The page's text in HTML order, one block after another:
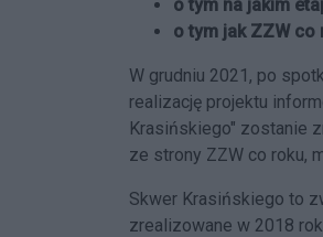
o tym na jakim
o tym jak ZZW co
W grudniu 2021, po
realizację projektu
Krasińskiego" zostanie
ze strony ZZW co roku,
Skwer Krasińskiego to
zrealizowane w 2018